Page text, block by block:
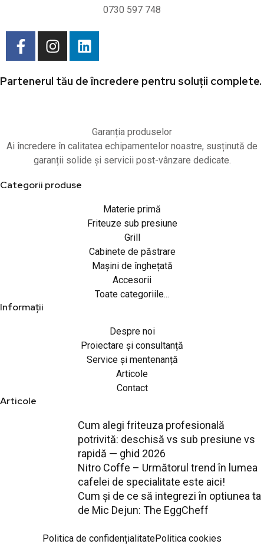
0730 597 748
Partenerul tău de încredere pentru soluții complete.
Garanția produselor
Ai încredere în calitatea echipamentelor noastre, susținută de
garanții solide și servicii post-vânzare dedicate.
Categorii produse
Materie primă
Friteuze sub presiune
Grill
Cabinete de păstrare
Mașini de înghețată
Accesorii
Toate categoriile...
Informații
Despre noi
Proiectare și consultanță
Service și mentenanță
Articole
Contact
Articole
Cum alegi friteuza profesională
potrivită: deschisă vs sub presiune vs
rapidă — ghid 2026
Nitro Coffe – Următorul trend în lumea
cafelei de specialitate este aici!
Cum și de ce să integrezi în optiunea ta
de Mic Dejun: The EggCheff
Politica de confidențialitatePolitica cookies